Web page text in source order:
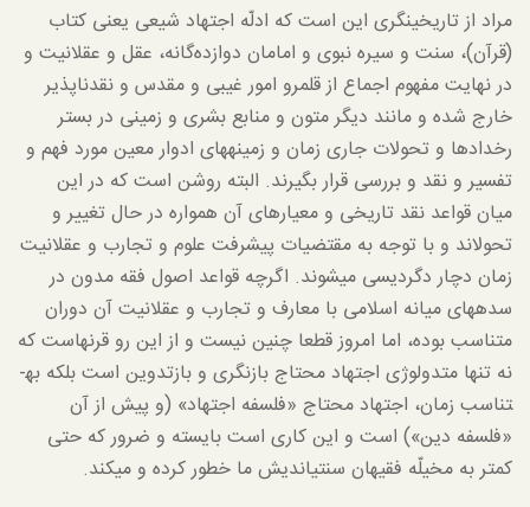
مراد از تاریخی­نگری این است که ادلّه اجتهاد شیعی یعنی کتاب
(قرآن)، سنت و سیره نبوی و امامان دوازده‌گانه، عقل و عقلانیت و
در نهایت مفهوم اجماع از قلمرو امور غیبی و مقدس و نقدناپذیر
خارج شده و مانند دیگر متون و منابع بشری و زمینی در بستر
رخدادها و تحولات جاری زمان و زمینه­های ادوار معین مورد فهم و
تفسیر و نقد و بررسی قرار بگیرند. البته روشن است که در این
میان قواعد نقد تاریخی و معیارهای آن همواره در حال تغییر و
تحول­اند و با توجه به مقتضیات پیشرفت علوم و تجارب و عقلانیت
زمان دچار دگردیسی می­شوند. اگرچه قواعد اصول فقه مدون در
سده­های میانه اسلامی با معارف و تجارب و عقلانیت آن دوران
متناسب بوده، اما امروز قطعا چنین نیست و از این رو قرن­هاست که
نه تنها متدولوژی اجتهاد محتاج بازنگری و بازتدوین است بلکه به­
تناسب زمان، اجتهاد محتاج «فلسفه اجتهاد» (و پیش از آن
«فلسفه دین») است و این کاری است بایسته و ضرور که حتی
کمتر به مخیلّه فقیهان سنتی­اندیش ما خطور کرده و می­کند.